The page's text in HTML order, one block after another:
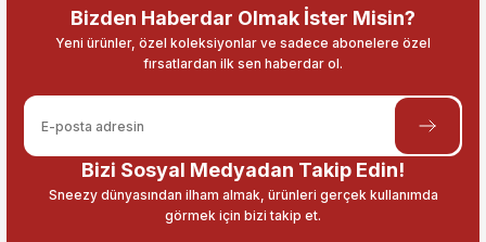
Bizden Haberdar Olmak İster Misin?
Yeni ürünler, özel koleksiyonlar ve sadece abonelere özel
fırsatlardan ilk sen haberdar ol.
Bizi Sosyal Medyadan Takip Edin!
Sneezy dünyasından ilham almak, ürünleri gerçek kullanımda
görmek için bizi takip et.